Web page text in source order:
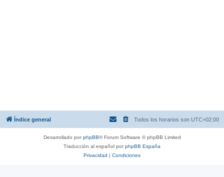
Índice general Todos los horarios son UTC+02:00
Desarrollado porphpBB® Forum Software © phpBB Limited
Traducción al español porphpBB España
Privacidad | Condiciones